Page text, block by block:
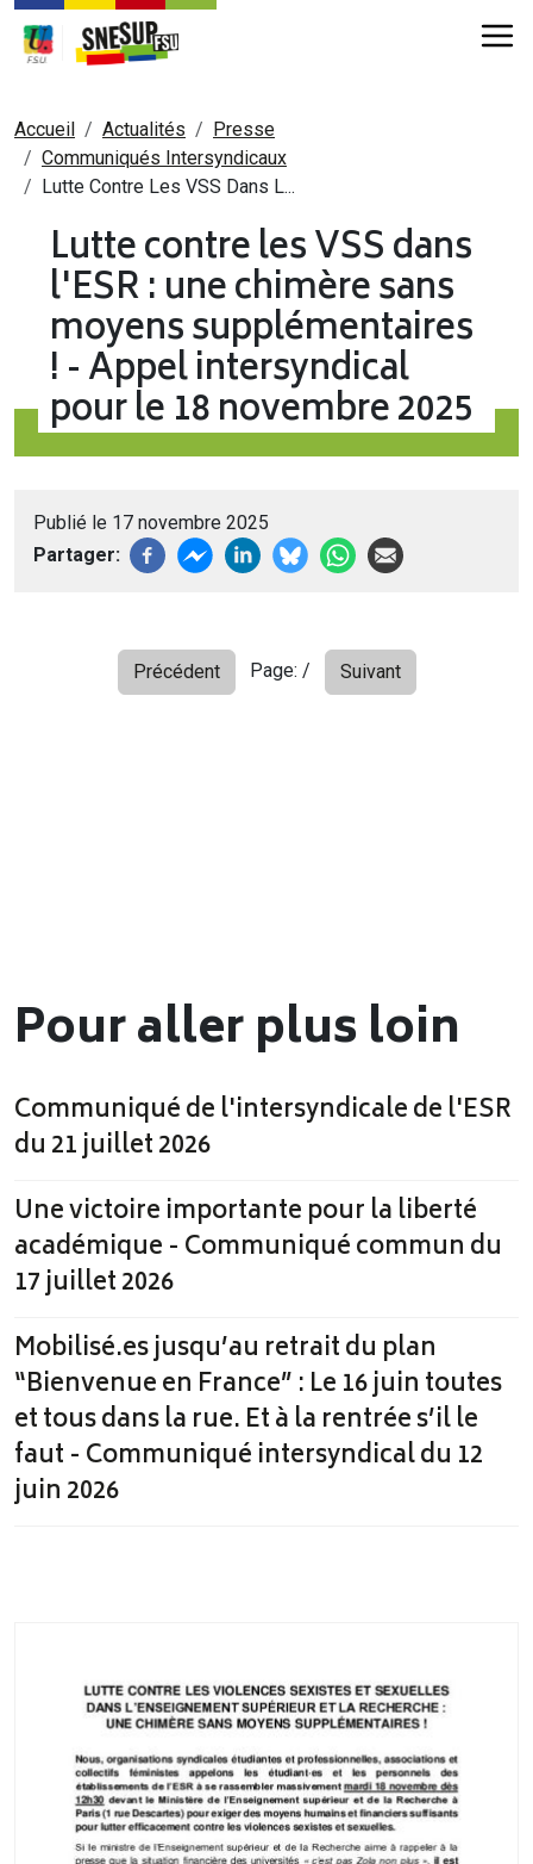
Aller au contenu principal
Fil d'Ariane
Accueil Actualités
Presse
Communiqués Intersyndicaux
Lutte Contre Les VSS Dans L...
Lutte contre les VSS dans
l'ESR : une chimère sans
moyens supplémentaires
! - Appel intersyndical
pour le 18 novembre 2025
Publié le 17 novembre 2025
Partager
Précédent Page: / Suivant
Pour aller plus loin
Communiqué de l'intersyndicale de l'ESR
du 21 juillet 2026
Une victoire importante pour la liberté
académique - Communiqué commun du
17 juillet 2026
Mobilisé.es jusqu’au retrait du plan
“Bienvenue en France” : Le 16 juin toutes
et tous dans la rue. Et à la rentrée s’il le
faut - Communiqué intersyndical du 12
juin 2026